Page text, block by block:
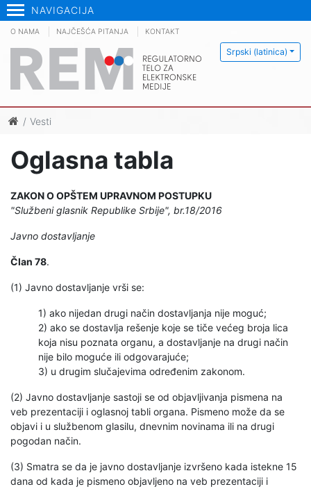
NAVIGACIJA
Srpski (latinica)
O NAMA NAJČEŠĆA PITANJA KONTAKT
Vesti
Oglasna tabla
ZAKON O OPŠTEM UPRAVNOM POSTUPKU
"Službeni glasnik Republike Srbije", br.18/2016
Javno dostavljanje
Član 78.
(1) Javno dostavljanje vrši se:
1) ako nijedan drugi način dostavljanja nije moguć;
2) ako se dostavlja rešenje koje se tiče većeg broja lica
koja nisu poznata organu, a dostavljanje na drugi način
nije bilo moguće ili odgovarajuće;
3) u drugim slučajevima određenim zakonom.
(2) Javno dostavljanje sastoji se od objavljivanja pismena na
veb prezentaciji i oglasnoj tabli organa. Pismeno može da se
objavi i u službenom glasilu, dnevnim novinama ili na drugi
pogodan način.
(3) Smatra se da je javno dostavljanje izvršeno kada istekne 15
dana od kada je pismeno objavljeno na veb prezentaciji i